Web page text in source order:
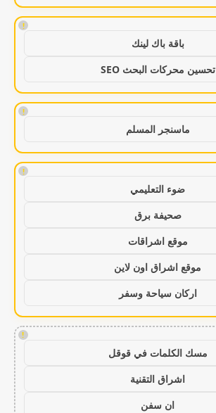
!
باقة باك لينك
تحسين محركات البحث SEO
!
ماسنجر المسلم
!
ضوء التعليمي
صحيفة برق
موقع اشراقات
موقع اشراق اون لاين
اركان سياحة وسفر
!
مسك الكلمات في قوقل
اشراق التقنية
ان سفن